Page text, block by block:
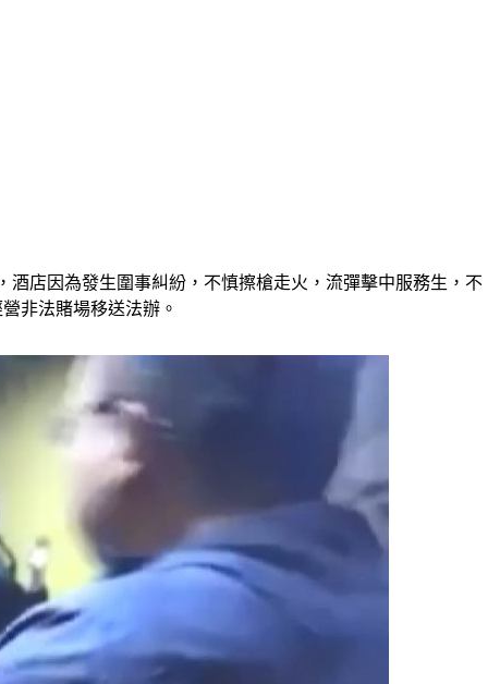
店因為發生圍事糾紛，不慎擦槍走火，流彈擊中服務生，不
非法賭場移送法辦。